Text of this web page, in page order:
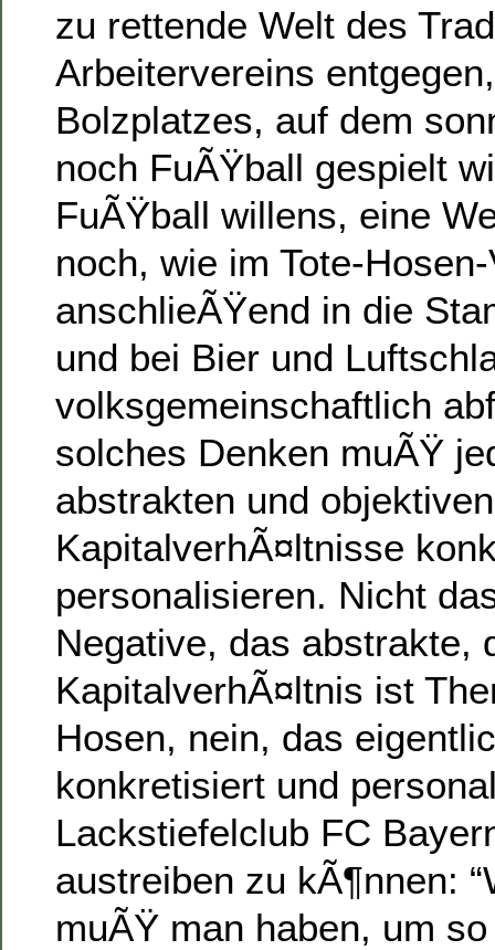
zu rettende Welt des
Arbeitervereins
Bolzplatzes, auf dem
noch FuÃŸball gespielt
FuÃŸball willens, eine
noch, wie im Tote-
anschlieÃŸend in die
und bei Bier und
volksgemeinschaftlich
solches Denken muÃŸ
abstrakten und objektiven
KapitalverhÃ¤ltnisse
personalisieren. Nicht
Negative, das abstrakte,
KapitalverhÃ¤ltnis ist
Hosen, nein, das
konkretisiert und
Lackstiefelclub FC
austreiben zu kÃ¶nnen:
muÃŸ man haben, um